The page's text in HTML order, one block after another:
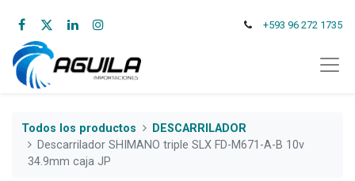
+593 96 272 1735
Todos los productos
DESCARRILADOR
Descarrilador SHIMANO triple SLX FD-M671-A-B 10v
34.9mm caja JP